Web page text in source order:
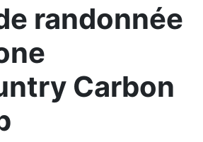
randonnée
Carbon